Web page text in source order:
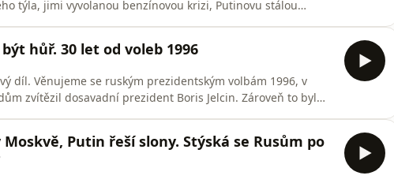
týla, jimi vyvolanou benzínovou krizi, Putinovu stálou
vícero respektovaných rusistů. „Je lepší být opakovaně
hůř. 30 let od voleb 1996
díl. Věnujeme se ruským prezidentským volbám 1996, v
zvítězil dosavadní prezident Boris Jelcin. Zároveň to byl
Putin řeší slony. Stýská se Rusům po